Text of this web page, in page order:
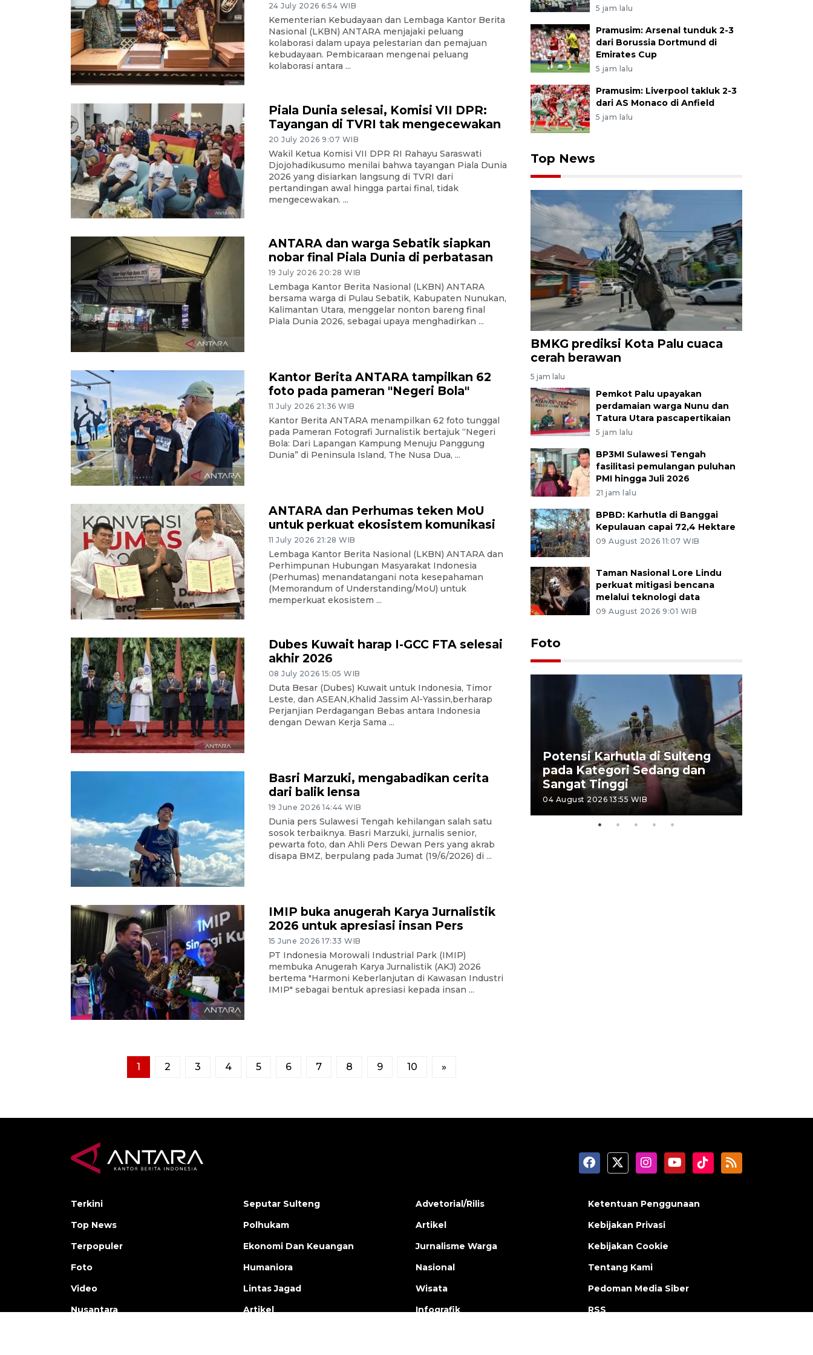
24 July 2026 6:54 WIB
Kementerian Kebudayaan dan Lembaga Kantor Berita
Nasional (LKBN) ANTARA menjajaki peluang
kolaborasi dalam upaya pelestarian dan pemajuan
kebudayaan. Pembicaraan mengenai peluang
kolaborasi antara ...
Piala Dunia selesai, Komisi VII DPR:
Tayangan di TVRI tak mengecewakan
20 July 2026 9:07 WIB
Wakil Ketua Komisi VII DPR RI Rahayu Saraswati
Djojohadikusumo menilai bahwa tayangan Piala Dunia
2026 yang disiarkan langsung di TVRI dari
pertandingan awal hingga partai final, tidak
mengecewakan. ...
ANTARA dan warga Sebatik siapkan
nobar final Piala Dunia di perbatasan
19 July 2026 20:28 WIB
Lembaga Kantor Berita Nasional (LKBN) ANTARA
bersama warga di Pulau Sebatik, Kabupaten Nunukan,
Kalimantan Utara, menggelar nonton bareng final
Piala Dunia 2026, sebagai upaya menghadirkan ...
Kantor Berita ANTARA tampilkan 62
foto pada pameran "Negeri Bola"
11 July 2026 21:36 WIB
Kantor Berita ANTARA menampilkan 62 foto tunggal
pada Pameran Fotografi Jurnalistik bertajuk “Negeri
Bola: Dari Lapangan Kampung Menuju Panggung
Dunia” di Peninsula Island, The Nusa Dua, ...
ANTARA dan Perhumas teken MoU
untuk perkuat ekosistem komunikasi
11 July 2026 21:28 WIB
Lembaga Kantor Berita Nasional (LKBN) ANTARA dan
Perhimpunan Hubungan Masyarakat Indonesia
(Perhumas) menandatangani nota kesepahaman
(Memorandum of Understanding/MoU) untuk
memperkuat ekosistem ...
Dubes Kuwait harap I-GCC FTA selesai
akhir 2026
08 July 2026 15:05 WIB
Duta Besar (Dubes) Kuwait untuk Indonesia, Timor
Leste, dan ASEAN,Khalid Jassim Al-Yassin,berharap
Perjanjian Perdagangan Bebas antara Indonesia
dengan Dewan Kerja Sama ...
Basri Marzuki, mengabadikan cerita
dari balik lensa
19 June 2026 14:44 WIB
Dunia pers Sulawesi Tengah kehilangan salah satu
sosok terbaiknya. Basri Marzuki, jurnalis senior,
pewarta foto, dan Ahli Pers Dewan Pers yang akrab
disapa BMZ, berpulang pada Jumat (19/6/2026) di ...
IMIP buka anugerah Karya Jurnalistik
2026 untuk apresiasi insan Pers
15 June 2026 17:33 WIB
PT Indonesia Morowali Industrial Park (IMIP)
membuka Anugerah Karya Jurnalistik (AKJ) 2026
bertema "Harmoni Keberlanjutan di Kawasan Industri
IMIP" sebagai bentuk apresiasi kepada insan ...
1 2 3 4 5 6 7 8 9 10 »
5 jam lalu
Pramusim: Arsenal tunduk 2-3
dari Borussia Dortmund di
Emirates Cup
5 jam lalu
Pramusim: Liverpool takluk 2-3
dari AS Monaco di Anfield
5 jam lalu
Top News
BMKG prediksi Kota Palu cuaca
cerah berawan
5 jam lalu
Pemkot Palu upayakan
perdamaian warga Nunu dan
Tatura Utara pascapertikaian
5 jam lalu
BP3MI Sulawesi Tengah
fasilitasi pemulangan puluhan
PMI hingga Juli 2026
21 jam lalu
BPBD: Karhutla di Banggai
Kepulauan capai 72,4 Hektare
09 August 2026 11:07 WIB
Taman Nasional Lore Lindu
perkuat mitigasi bencana
melalui teknologi data
09 August 2026 9:01 WIB
Foto
Layanan pembuatan SIM Baru
di Satpas Polresta Palu
Potensi Karhutla di Sulteng
pada Kategori Sedang dan
Sangat Tinggi
04 August 2026 13:55 WIB
Terkini
Top News
Terpopuler
Foto
Video
Nusantara
Seputar Sulteng
Polhukam
Ekonomi Dan Keuangan
Humaniora
Lintas Jagad
Artikel
Advetorial/Rilis
Artikel
Jurnalisme Warga
Nasional
Wisata
Infografik
Ketentuan Penggunaan
Kebijakan Privasi
Kebijakan Cookie
Tentang Kami
Pedoman Media Siber
RSS